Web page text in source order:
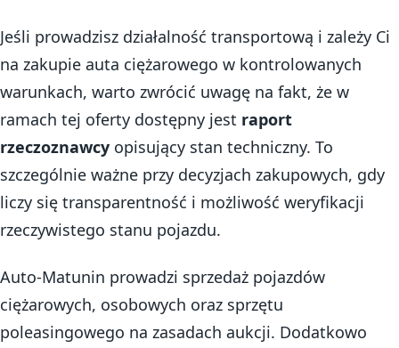
Jeśli prowadzisz działalność transportową i zależy Ci
na zakupie auta ciężarowego w kontrolowanych
warunkach, warto zwrócić uwagę na fakt, że w
ramach tej oferty dostępny jest raport
rzeczoznawcy opisujący stan techniczny. To
szczególnie ważne przy decyzjach zakupowych, gdy
liczy się transparentność i możliwość weryfikacji
rzeczywistego stanu pojazdu.
Auto-Matunin prowadzi sprzedaż pojazdów
ciężarowych, osobowych oraz sprzętu
poleasingowego na zasadach aukcji. Dodatkowo